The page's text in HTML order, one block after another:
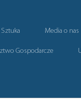
Sztuka Media o nas
Gospodarcze